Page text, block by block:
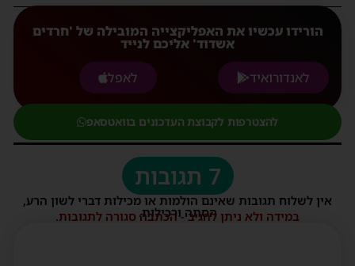
הורידו עכשיו את האפליקצייה המובילה של 'חרדים
אשדוד' אליכם לנייד
לאנדורואיד
לאפל
להצטרפות לקבוצת העדכונים בוואטסאפ
7 תגובות
אין לשלוח תגובות שאינם הולמות או מכילות דברי לשון הרע,
הסתה ורכילות.
במידה ולא ניתן להגיב - הכתבה סגורה לתגובות.